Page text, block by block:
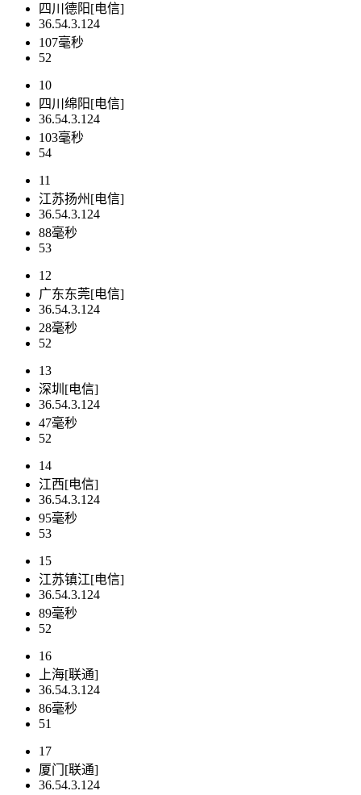
四川德阳[电信]
36.54.3.124
107毫秒
52
10
四川绵阳[电信]
36.54.3.124
103毫秒
54
11
江苏扬州[电信]
36.54.3.124
88毫秒
53
12
广东东莞[电信]
36.54.3.124
28毫秒
52
13
深圳[电信]
36.54.3.124
47毫秒
52
14
江西[电信]
36.54.3.124
95毫秒
53
15
江苏镇江[电信]
36.54.3.124
89毫秒
52
16
上海[联通]
36.54.3.124
86毫秒
51
17
厦门[联通]
36.54.3.124